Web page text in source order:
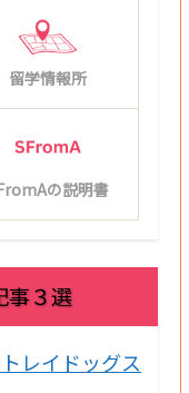
留学情報所
の説明書
事３選
レイドッグス